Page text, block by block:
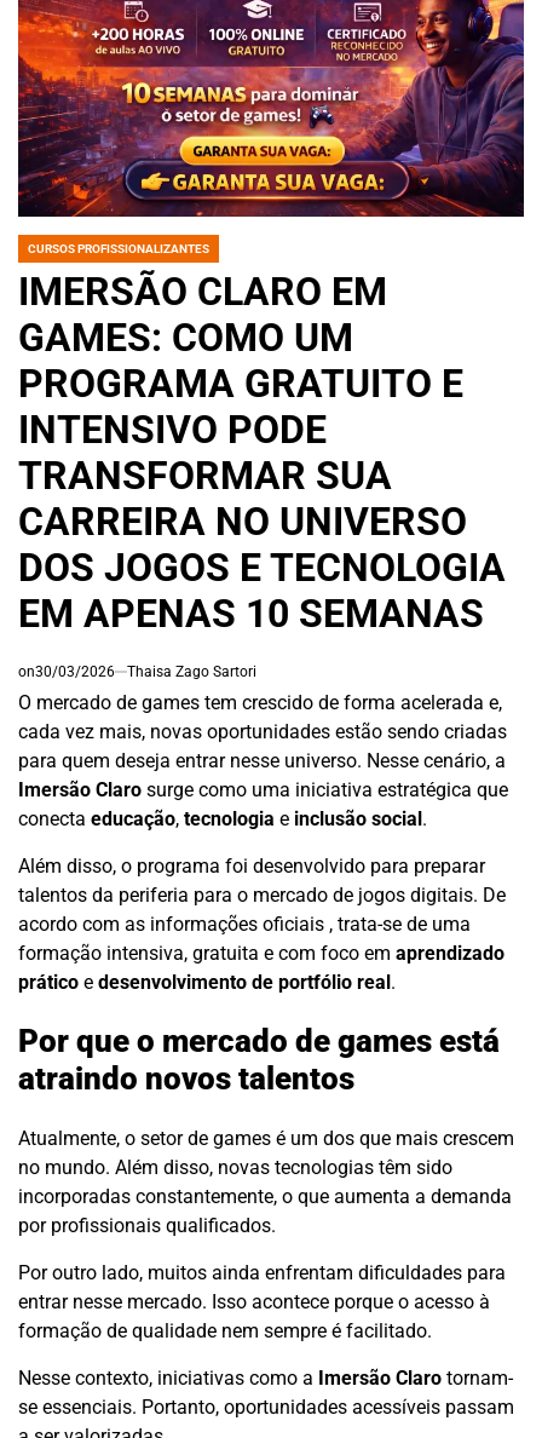
POSTED
CURSOS PROFISSIONALIZANTES
IMERSÃO CLARO EM
GAMES: COMO UM
PROGRAMA GRATUITO E
INTENSIVO PODE
TRANSFORMAR SUA
CARREIRA NO UNIVERSO
DOS JOGOS E TECNOLOGIA
EM APENAS 10 SEMANAS
on30/03/2026 Thaisa Zago Sartori
O mercado de games tem crescido de forma acelerada e,
cada vez mais, novas oportunidades estão sendo criadas
para quem deseja entrar nesse universo. Nesse cenário, a
Imersão Claro surge como uma iniciativa estratégica que
conecta educação, tecnologia e inclusão social.
Além disso, o programa foi desenvolvido para preparar
talentos da periferia para o mercado de jogos digitais. De
acordo com as informações oficiais , trata-se de uma
formação intensiva, gratuita e com foco em aprendizado
prático e desenvolvimento de portfólio real.
Por que o mercado de games está
atraindo novos talentos
Atualmente, o setor de games é um dos que mais crescem
no mundo. Além disso, novas tecnologias têm sido
incorporadas constantemente, o que aumenta a demanda
por profissionais qualificados.
Por outro lado, muitos ainda enfrentam dificuldades para
entrar nesse mercado. Isso acontece porque o acesso à
formação de qualidade nem sempre é facilitado.
Nesse contexto, iniciativas como a Imersão Claro tornam-
se essenciais. Portanto, oportunidades acessíveis passam